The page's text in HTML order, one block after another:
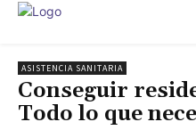
ASISTENCIA SANITARIA
Conseguir
Todo lo que